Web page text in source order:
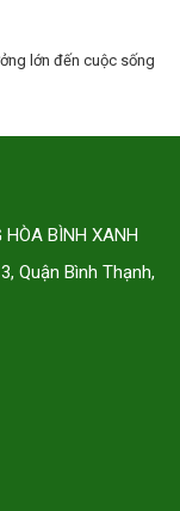
lớn đến cuộc sống
HÒA BÌNH XANH
Quận Bình Thạnh,